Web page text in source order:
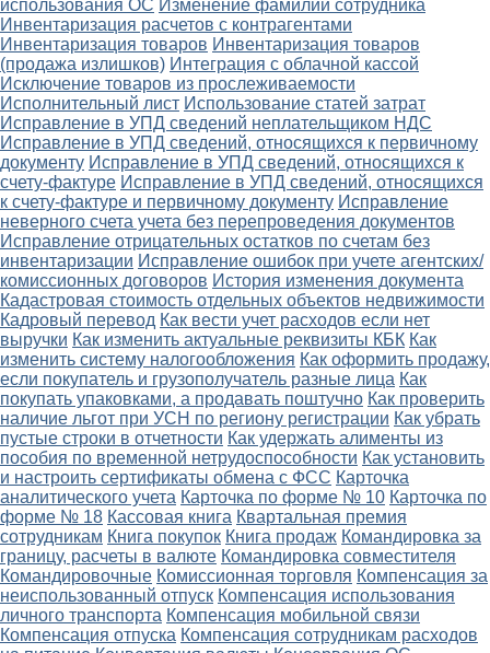
использования ОС Изменение фамилии сотрудника
Инвентаризация расчетов с контрагентами
Инвентаризация товаров Инвентаризация товаров
(продажа излишков) Интеграция с облачной кассой
Исключение товаров из прослеживаемости
Исполнительный лист Использование статей затрат
Исправление в УПД сведений неплательщиком НДС
Исправление в УПД сведений, относящихся к первичному
документу Исправление в УПД сведений, относящихся к
счету-фактуре Исправление в УПД сведений, относящихся
к счету-фактуре и первичному документу Исправление
неверного счета учета без перепроведения документов
Исправление отрицательных остатков по счетам без
инвентаризации Исправление ошибок при учете агентских/
комиссионных договоров История изменения документа
Кадастровая стоимость отдельных объектов недвижимости
Кадровый перевод Как вести учет расходов если нет
выручки Как изменить актуальные реквизиты КБК Как
изменить систему налогообложения Как оформить продажу,
если покупатель и грузополучатель разные лица Как
покупать упаковками, а продавать поштучно Как проверить
наличие льгот при УСН по региону регистрации Как убрать
пустые строки в отчетности Как удержать алименты из
пособия по временной нетрудоспособности Как установить
и настроить сертификаты обмена с ФСС Карточка
аналитического учета Карточка по форме № 10 Карточка по
форме № 18 Кассовая книга Квартальная премия
сотрудникам Книга покупок Книга продаж Командировка за
границу, расчеты в валюте Командировка совместителя
Командировочные Комиссионная торговля Компенсация за
неиспользованный отпуск Компенсация использования
личного транспорта Компенсация мобильной связи
Компенсация отпуска Компенсация сотрудникам расходов